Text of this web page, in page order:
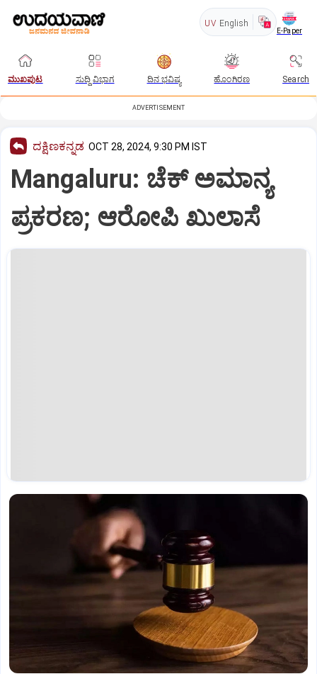
UV English
E-Paper
ಮುಖಪುಟ ಸುದ್ದಿ ವಿಭಾಗ ದಿನ ಭವಿಷ್ಯ ಹೊಂಗಿರಣ Search
ADVERTISEMENT
ದಕ್ಷಿಣಕನ್ನಡ OCT 28, 2024, 9:30 PM IST
Mangaluru: ಚೆಕ್‌ ಅಮಾನ್ಯ
ಪ್ರಕರಣ; ಆರೋಪಿ ಖುಲಾಸೆ